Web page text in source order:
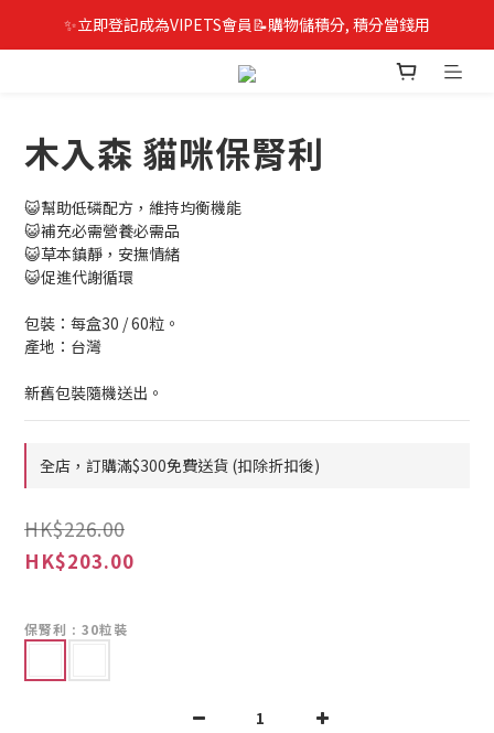
✨立即登記成為VIPETS會員📝購物儲積分, 積分當錢用
木入森 貓咪保腎利
😺幫助低磷配方，維持均衡機能
😺補充必需營養必需品
😺草本鎮靜，安撫情緒
😺促進代謝循環
包裝：每盒30 / 60粒。
產地：台灣
新舊包裝隨機送出。
全店，訂購滿$300免費送貨 (扣除折扣後)
HK$226.00
HK$203.00
保腎利 : 30粒裝